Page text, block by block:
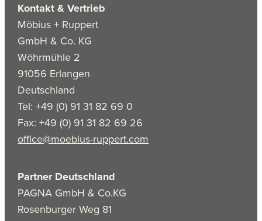
Kontakt & Vertrieb
Möbius + Ruppert
GmbH & Co. KG
Wöhrmühle 2
91056 Erlangen
Deutschland
Tel: +49 (0) 91 31 82 69 0
Fax: +49 (0) 91 31 82 69 26
office@moebius-ruppert.com
Partner Deutschland
PAGNA GmbH & Co.KG
Rosenburger Weg 81